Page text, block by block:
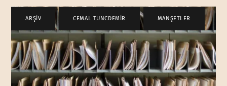
ARŞİV CEMAL TUNCDEMİR , MANŞETLER